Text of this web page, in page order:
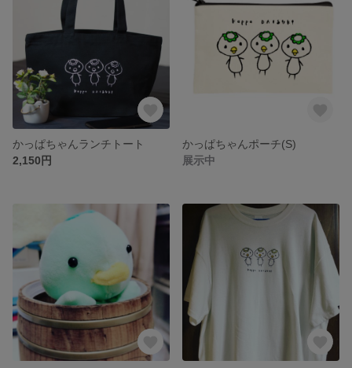
かっぱちゃんランチトート
2,150円
かっぱちゃんポーチ(S)
展示中